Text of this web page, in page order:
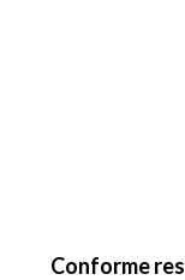
Conforme